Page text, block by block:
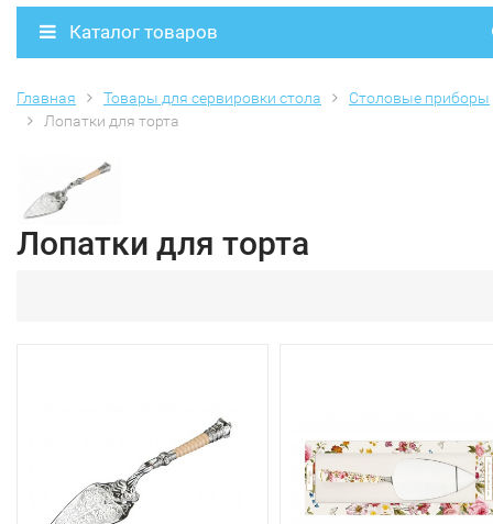
Каталог товаров
Главная Товары для сервировки стола
Столовые приборы
Лопатки для торта
Лопатки для торта